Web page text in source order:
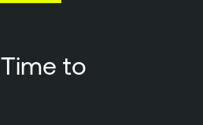
to